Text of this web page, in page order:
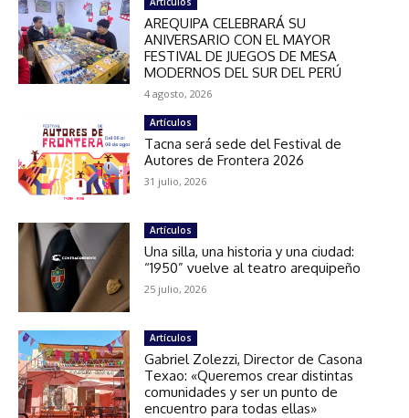
AREQUIPA CELEBRARÁ SU
ANIVERSARIO CON EL MAYOR
FESTIVAL DE JUEGOS DE MESA
MODERNOS DEL SUR DEL PERÚ
4 agosto, 2026
Artículos
Tacna será sede del Festival de
Autores de Frontera 2026
31 julio, 2026
Artículos
Una silla, una historia y una ciudad:
“1950” vuelve al teatro arequipeño
25 julio, 2026
Artículos
Gabriel Zolezzi, Director de Casona
Texao: «Queremos crear distintas
comunidades y ser un punto de
encuentro para todas ellas»